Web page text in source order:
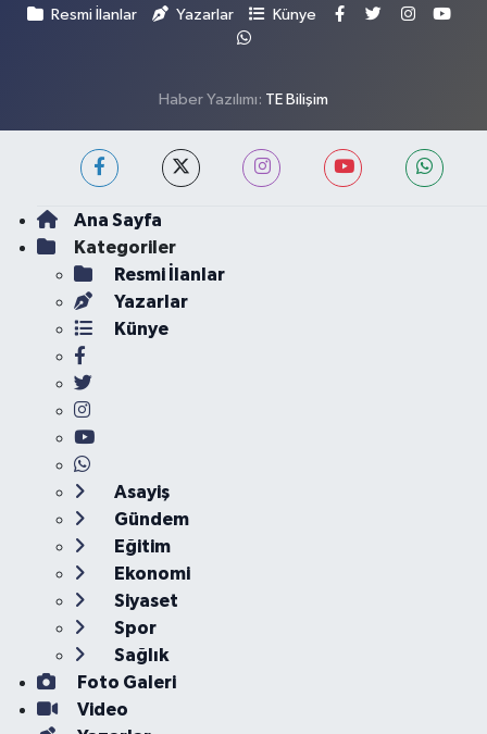
Resmi İlanlar Yazarlar Künye
Haber Yazılımı: TE Bilişim
Ana Sayfa
Kategoriler
Resmi İlanlar
Yazarlar
Künye
Asayiş
Gündem
Eğitim
Ekonomi
Siyaset
Spor
Sağlık
Foto Galeri
Video